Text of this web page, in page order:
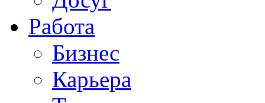
Работа
Бизнес
Карьера